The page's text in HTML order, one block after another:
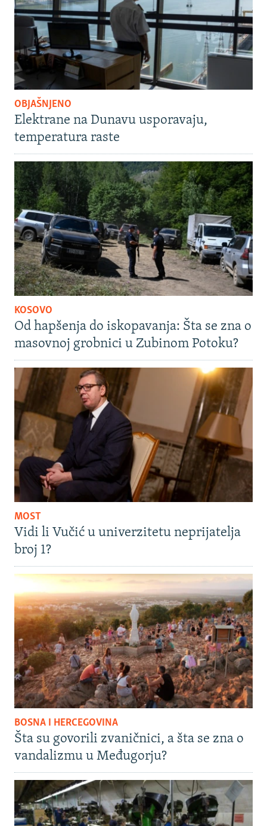
OBJAŠNJENO
Elektrane na Dunavu usporavaju,
temperatura raste
KOSOVO
Od hapšenja do iskopavanja: Šta se zna o
masovnoj grobnici u Zubinom Potoku?
MOST
Vidi li Vučić u univerzitetu neprijatelja
broj 1?
BOSNA I HERCEGOVINA
Šta su govorili zvaničnici, a šta se zna o
vandalizmu u Međugorju?